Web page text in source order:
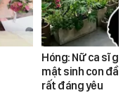
Hóng: Nữ ca sĩ
mật sinh con
rất đáng yêu